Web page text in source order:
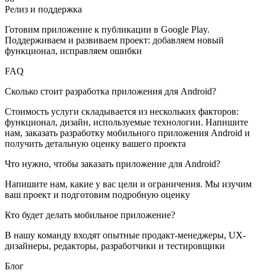
Релиз и поддержка
Готовим приложение к публикации в Google Play.
Поддерживаем и развиваем проект: добавляем новый
функционал, исправляем ошибки
FAQ
Сколько стоит разработка приложения для Android?
Стоимость услуги складывается из нескольких факторов:
функционал, дизайн, используемые технологии. Напишите
нам, заказать разработку мобильного приложения Android и
получить детальную оценку вашего проекта
Что нужно, чтобы заказать приложение для Android?
Напишите нам, какие у вас цели и ограничения. Мы изучим
ваш проект и подготовим подробную оценку
Кто будет делать мобильное приложение?
В нашу команду входят опытные продакт-менеджеры, UX-
дизайнеры, редакторы, разработчики и тестировщики
Блог